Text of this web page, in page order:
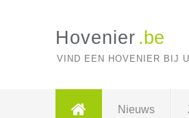
Hovenier .be
VIND EEN HOVENIER BIJ
Nieuws